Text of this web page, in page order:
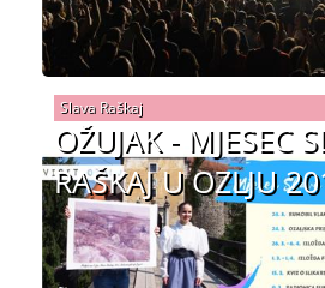
OŽUJAK - MJESEC
RAŠKAJ U OZLJU
Slava Raškaj